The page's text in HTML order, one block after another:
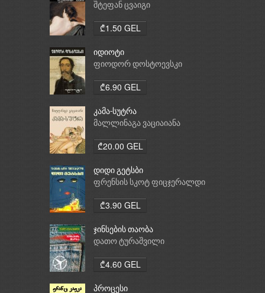
საათი
შტეფან ცვაიგი
₾1.50 GEL
იდიოტი
ფიოდორ დოსტოევსკი
₾6.90 GEL
კამა-სუტრა
მალლინაგა ვაციაიანა
₾20.00 GEL
დიდი გეტსბი
ფრენსის სკოტ ფიცჯერალდი
₾3.90 GEL
ჯინსების თაობა
დათო ტურაშვილი
₾4.60 GEL
პროცესი